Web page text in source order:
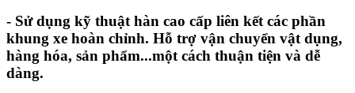
- Sử dụng kỹ thuật hàn cao cấp liên kết các phần
khung xe hoàn chỉnh. Hỗ trợ vận chuyển vật dụng,
hàng hóa, sản phẩm...một cách thuận tiện và dễ
dàng.